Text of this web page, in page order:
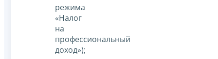
режима
«Налог
на
профессиональный
доход»);